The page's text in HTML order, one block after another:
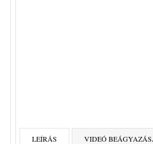
LEÍRÁS VIDEÓ